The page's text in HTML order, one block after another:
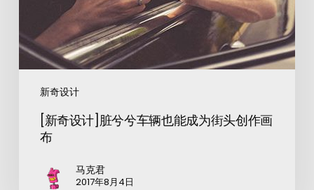
新奇设计
[新奇设计]脏兮兮车辆也能成为街头创作画
布
马克君
2017年8月4日